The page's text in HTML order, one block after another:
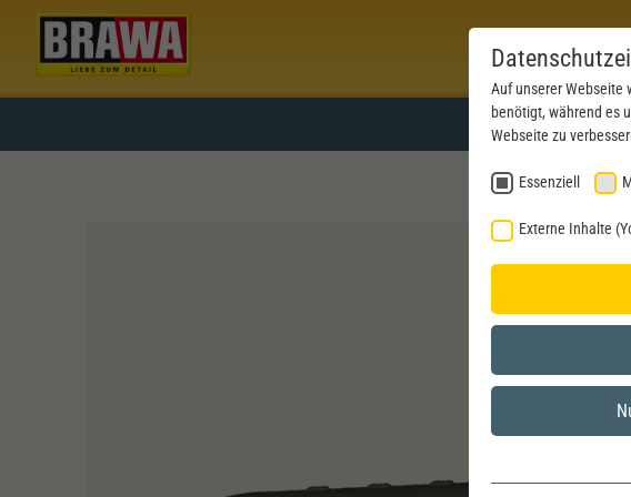
Auf unserer Webseite
benötigt, während es
Webseite zu
Essenziell
Externe Inhalte